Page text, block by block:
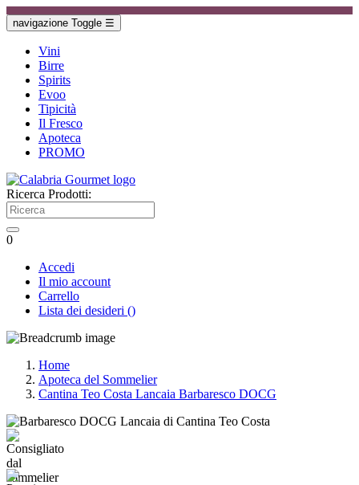
navigazione Toggle ☰
Vini
Birre
Spirits
Evoo
Tipicità
Il Fresco
Apoteca
PROMO
Ricerca Prodotti:
0
Accedi
Il mio account
Carrello
Lista dei desideri ()
Home
Apoteca del Sommelier
Cantina Teo Costa Lancaia Barbaresco DOCG